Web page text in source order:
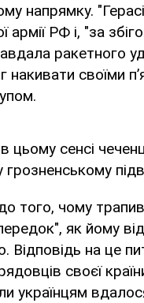
напрямку.
армії РФ і, "за
ракетного
накивати своїми
цьому сенсі
грозненському
того, чому
як йому
Відповідь на це
своєї
українцям